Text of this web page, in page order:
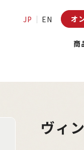
JP EN オ
商
ヴィ